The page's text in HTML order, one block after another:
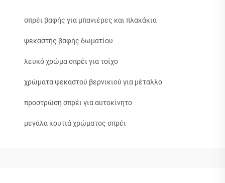
σπρέι βαφής για μπανιέρες και πλακάκια
ψεκαστής βαφής δωματίου
λευκό χρώμα σπρέι για τοίχο
χρώματα ψεκαστού βερνικιού για μέταλλο
προστρώση σπρέι για αυτοκίνητο
μεγάλα κουτιά χρώματος σπρέι